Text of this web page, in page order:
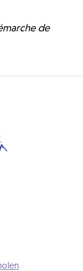
de